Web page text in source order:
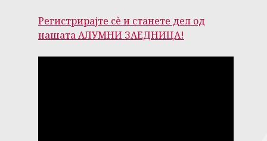
Регистрирајте сè и станете дел од
нашата АЛУМНИ ЗАЕДНИЦА!